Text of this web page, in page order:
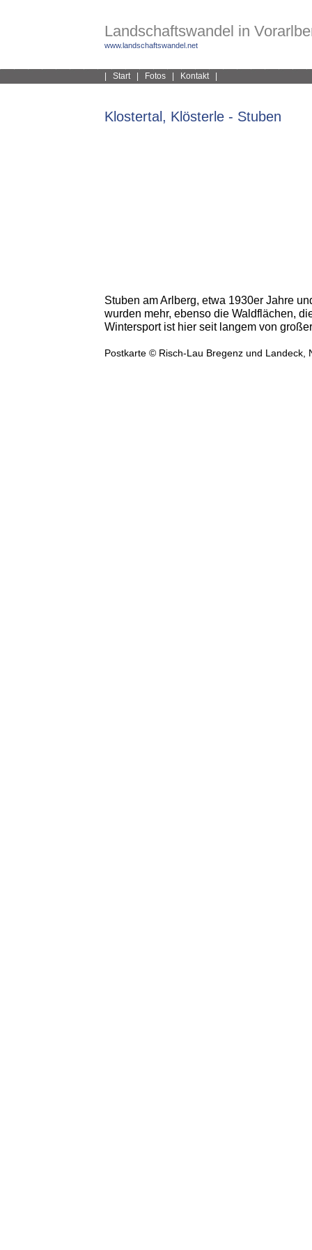
Landschaftswandel in
www.landschaftswandel.net
Start| Fotos Kontakt|
Klostertal, Klösterle - Stuben
Stuben am Arlberg, etwa 1930er Jahre
wurden mehr, ebenso die Waldflächen,
Wintersport ist hier seit langem von
Postkarte © Risch-Lau Bregenz und Landeck,